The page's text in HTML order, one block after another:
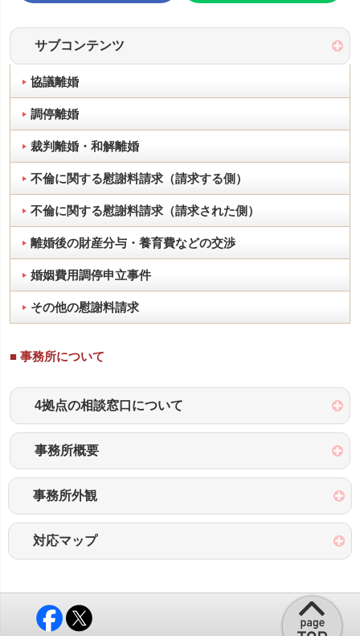
サブコンテンツ
協議離婚
調停離婚
裁判離婚・和解離婚
不倫に関する慰謝料請求（請求する側）
不倫に関する慰謝料請求（請求された側）
離婚後の財産分与・養育費などの交渉
婚姻費用調停申立事件
その他の慰謝料請求
■ 事務所について
4拠点の相談窓口について
事務所概要
事務所外観
対応マップ